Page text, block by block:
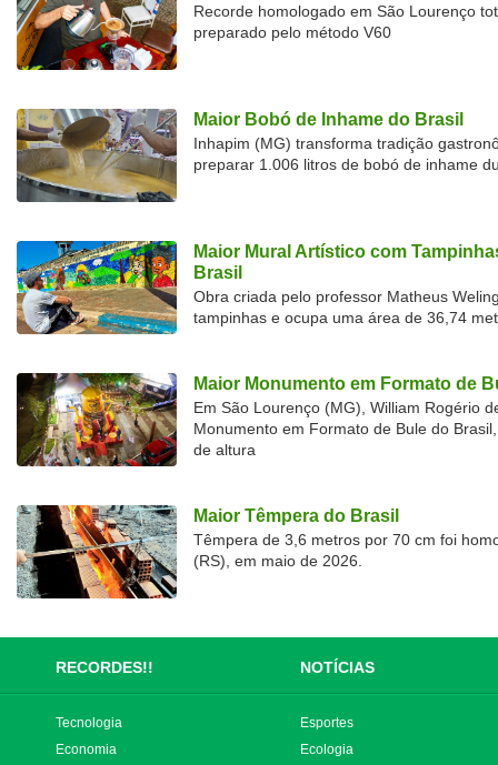
Recorde homologado em São Lourenço
preparado pelo método V60
Maior Bobó de Inhame do Brasil
Inhapim (MG) transforma tradição
preparar 1.006 litros de bobó de inhame
Maior Mural Artístico com
Brasil
Obra criada pelo professor Matheus
tampinhas e ocupa uma área de 36,74
Maior Monumento em Formato de
Em São Lourenço (MG), William Rogério
Monumento em Formato de Bule do
de altura
Maior Têmpera do Brasil
Têmpera de 3,6 metros por 70 cm foi
(RS), em maio de 2026.
RECORDES!! NOTÍCIAS
Tecnologia
Economia
Esportes
Ecologia